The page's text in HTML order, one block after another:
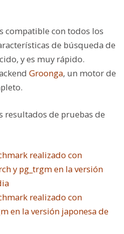
compatible con todos los
de búsqueda de
y es muy rápido.
Groonga, un motor de
resultados de pruebas de
realizado con
y pg_trgm en la versión
realizado con
en la versión japonesa de